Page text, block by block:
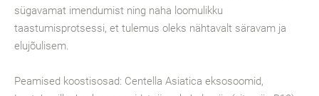
sügavamat imendumist ning naha loomulikku
taastumisprotsessi, et tulemus oleks nähtavalt säravam ja
elujõulisem.
Peamised koostisosad: Centella Asiatica eksosoomid,